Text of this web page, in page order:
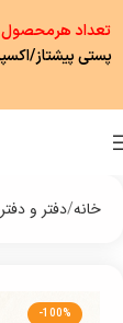
خانه دفتر و
-100%
تعداد
پستی پیشتاز/اکسپرس (رایگان